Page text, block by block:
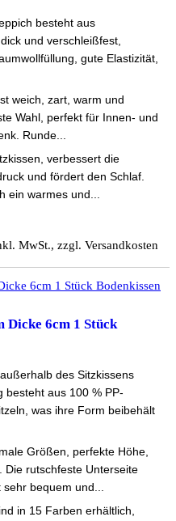
besteht aus
und verschleißfest,
gute Elastizität,
weich, zart, warm und
Wahl, perfekt für Innen- und
Runde...
verbessert die
und fördert den Schlaf.
ein warmes und...
MwSt., zzgl. Versandkosten
Dicke 6cm 1 Stück
des Sitzkissens
besteht aus 100 % PP-
was ihre Form beibehält
Größen, perfekte Höhe,
Die rutschfeste Unterseite
bequem und...
in 15 Farben erhältlich,